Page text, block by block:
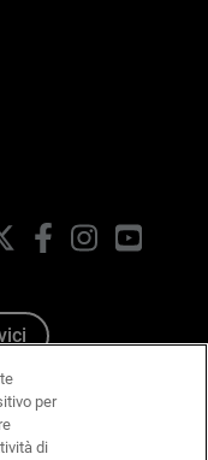
FacebookInstagram
per
di